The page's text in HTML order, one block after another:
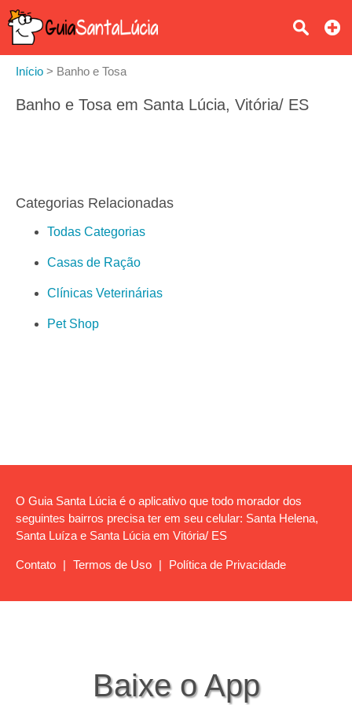
Início > Banho e Tosa
Banho e Tosa em Santa Lúcia, Vitória/ ES
Categorias Relacionadas
Todas Categorias
Casas de Ração
Clínicas Veterinárias
Pet Shop
O Guia Santa Lúcia é o aplicativo que todo morador dos
seguintes bairros precisa ter em seu celular: Santa Helena,
Santa Luíza e Santa Lúcia em Vitória/ ES
Contato | Termos de Uso | Política de Privacidade
Baixe o App